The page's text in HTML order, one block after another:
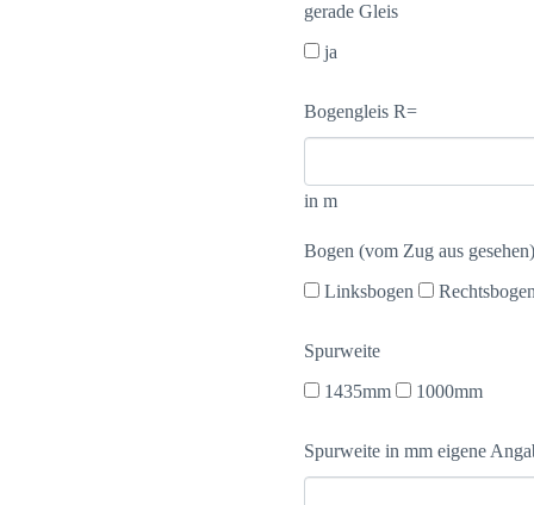
gerade Gleis
ja
Bogengleis R=
in m
Bogen (vom Zug aus gesehen)
Linksbogen
Rechtsbogen
Spurweite
1435mm
1000mm
Spurweite in mm eigene